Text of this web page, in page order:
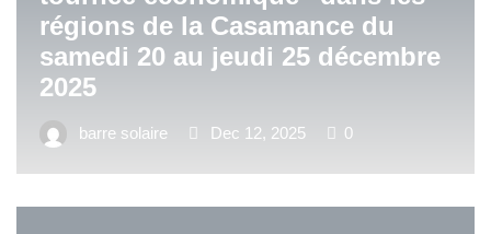
de la Casamance du
20 au jeudi 25 décembre
barre solaire Dec 12, 2025 0